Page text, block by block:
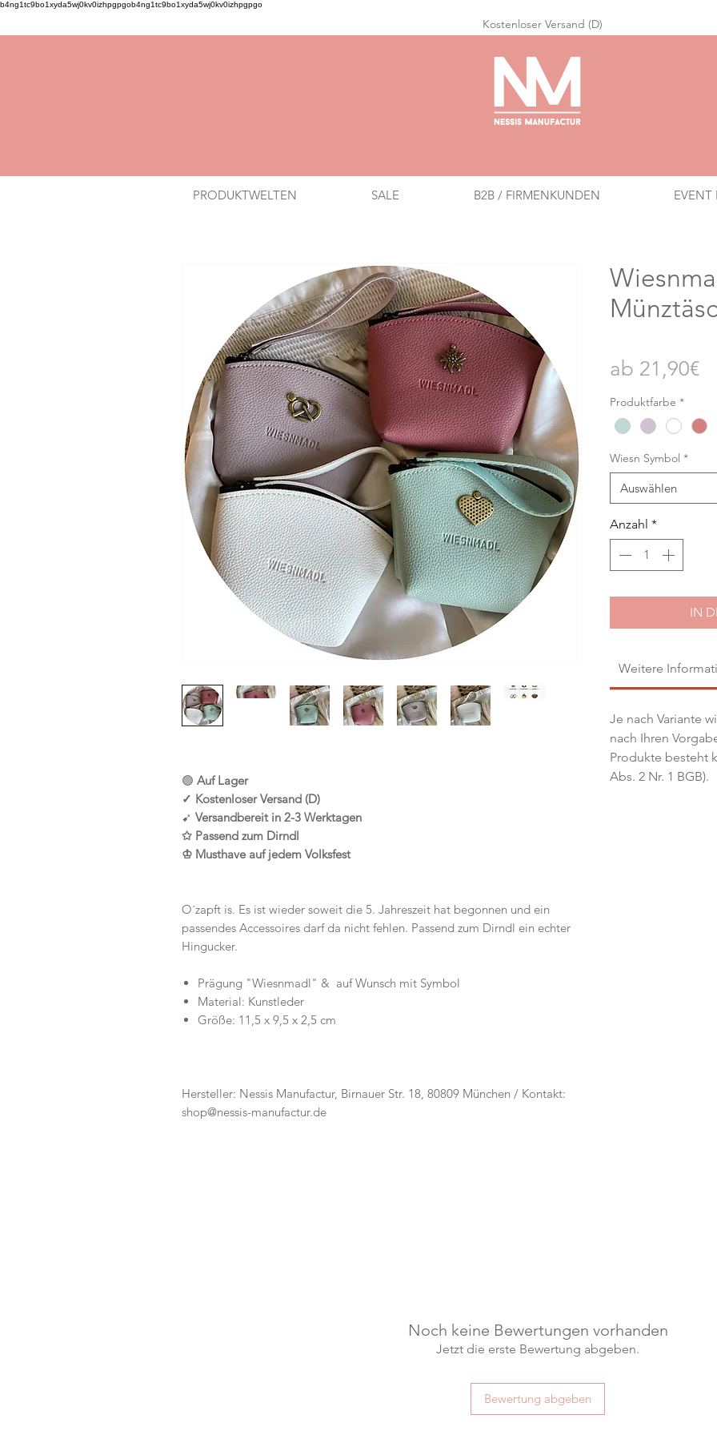
b4ng1tc9bo1xyda5wj0kv0izhpgpgob4ng1tc9bo1xyda5wj0kv0izhpgpgo
Kostenloser Versand (D)
PRODUKTWELTEN SALE B2B / FIRMENKUNDEN EVENT
🟢 Auf Lager
✓ Kostenloser Versand (D)
➹ Versandbereit in 2-3 Werktagen
✩ Passend zum Dirndl
♔ Musthave auf jedem Volksfest
O´zapft is. Es ist wieder soweit die 5. Jahreszeit hat begonnen und ein
passendes Accessoires darf da nicht fehlen. Passend zum Dirndl ein echter
Hingucker.
Prägung "Wiesnmadl" & auf Wunsch mit Symbol
Material: Kunstleder
Größe: 11,5 x 9,5 x 2,5 cm
Hersteller: Nessis Manufactur, Birnauer Str. 18, 80809 München / Kontakt:
shop@nessis-manufactur.de
ab 21,90€
Produktfarbe *
Wiesn Symbol *
Auswählen
Anzahl *
IN
Weitere
Je nach Variante
nach Ihren
Produkte besteht
Abs. 2 Nr. 1 BGB).
Noch keine Bewertungen vorhanden
Jetzt die erste Bewertung abgeben.
Bewertung abgeben